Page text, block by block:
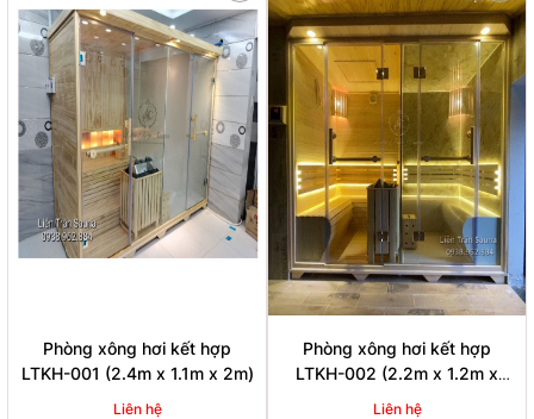
Phòng xông hơi kết hợp
LTKH-001 (2.4m x 1.1m x 2m)
Liên hệ
Phòng xông hơi kết hợp
LTKH-002 (2.2m x 1.2m x
2m)
Liên hệ